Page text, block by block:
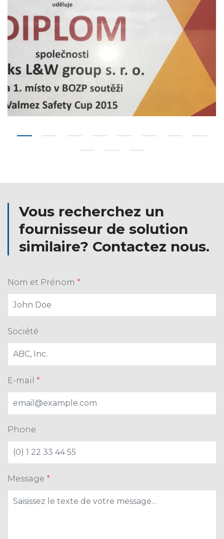
Vous recherchez un
fournisseur de solution
similaire? Contactez nous.
Nom et Prénom *
Société
E-mail *
Phone
Message *